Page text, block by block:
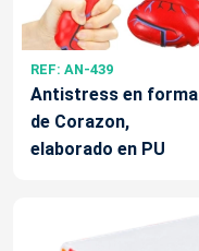
REF: AN-439
Antistress en forma
de Corazon,
elaborado en PU